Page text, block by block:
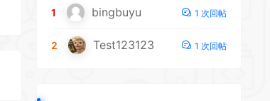
1 bingbuyu 1 次回帖
2 Test123123 1 次回帖